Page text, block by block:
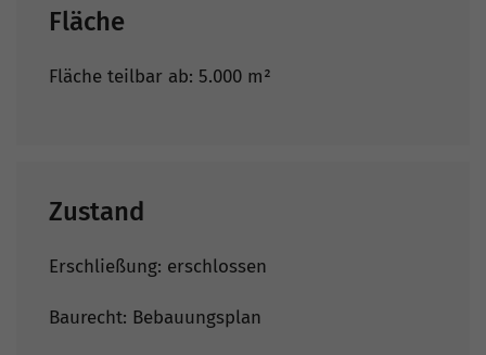
Fläche
Fläche teilbar ab: 5.000 m²
Zustand
Erschließung: erschlossen
Baurecht: Bebauungsplan